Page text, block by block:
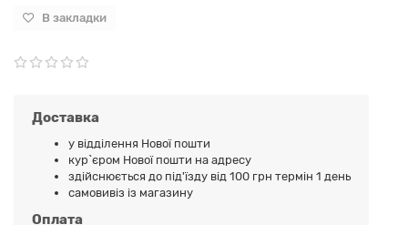
В закладки
Доставка
у відділення Нової пошти
кур`єром Нової пошти на адресу
здійснюється до під'їзду від 100 грн термін 1 день
самовивіз із магазину
Оплата